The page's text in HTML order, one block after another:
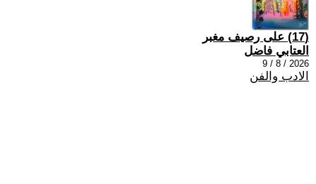
(17) على رصيف مغبر
العتابي فاضل
2026 / 8 / 9
الادب والفن